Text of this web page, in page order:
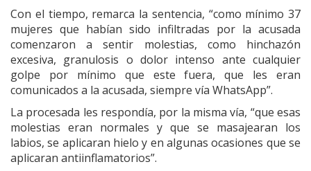
Con el tiempo, remarca la sentencia, “como mínimo 37
mujeres que habían sido infiltradas por la acusada
comenzaron a sentir molestias, como hinchazón
excesiva, granulosis o dolor intenso ante cualquier
golpe por mínimo que este fuera, que les eran
comunicados a la acusada, siempre vía WhatsApp”.
La procesada les respondía, por la misma vía, “que esas
molestias eran normales y que se masajearan los
labios, se aplicaran hielo y en algunas ocasiones que se
aplicaran antiinflamatorios”.